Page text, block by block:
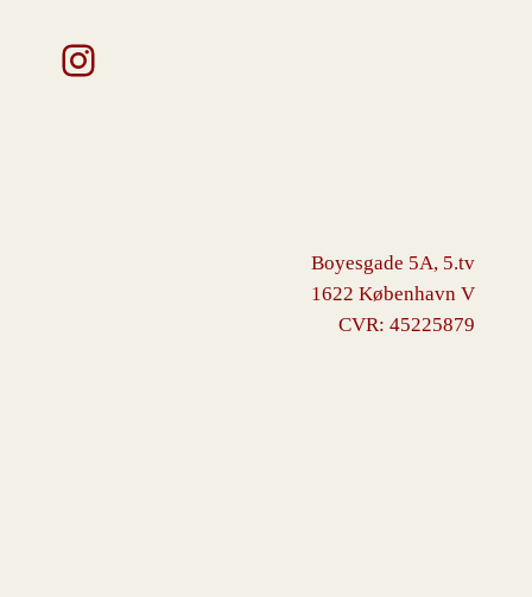
Instagram
Boyesgade 5A, 5.tv
1622 København V
CVR: 45225879